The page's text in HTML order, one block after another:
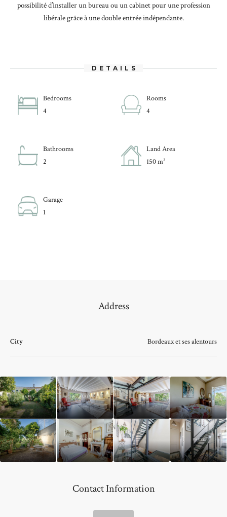
possibilité d’installer un bureau ou un cabinet pour une profession
libérale grâce à une double entrée indépendante.
DETAILS
Bedrooms
4
Rooms
4
Bathrooms
2
Land Area
150 m²
Garage
1
Address
City Bordeaux et ses alentours
Contact Information